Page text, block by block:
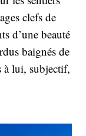
clefs de
d’une beauté
baignés de
à lui, subjectif,